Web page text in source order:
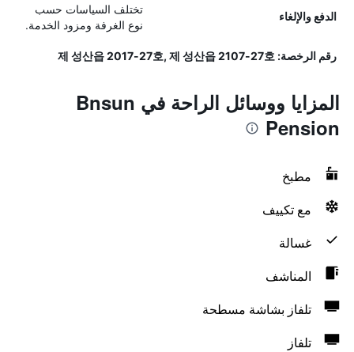
الدفع والإلغاء
تختلف السياسات حسب
نوع الغرفة ومزود الخدمة.
رقم الرخصة: 제 성산읍 2017-27호, 제 성산읍 2107-27호
المزايا ووسائل الراحة في Bnsun
Pension
مطبخ
مع تكييف
غسالة
المناشف
تلفاز بشاشة مسطحة
تلفاز